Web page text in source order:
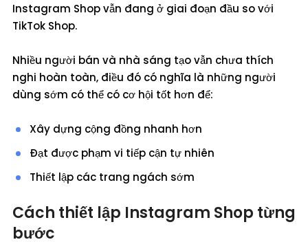
Instagram Shop vẫn đang ở giai đoạn đầu so với
TikTok Shop.
Nhiều người bán và nhà sáng tạo vẫn chưa thích
nghi hoàn toàn, điều đó có nghĩa là những người
dùng sớm có thể có cơ hội tốt hơn để:
Xây dựng cộng đồng nhanh hơn
Đạt được phạm vi tiếp cận tự nhiên
Thiết lập các trang ngách sớm
Cách thiết lập Instagram Shop từng
bước